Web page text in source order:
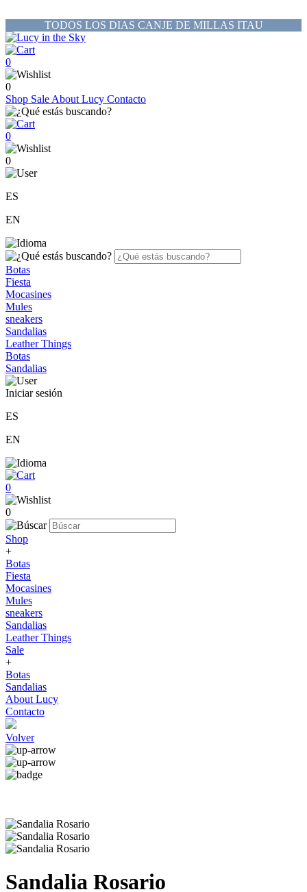
TODOS LOS DIAS CANJE DE MILLAS ITAU
0
0
Shop Sale About Lucy Contacto
0
0
ES
EN
Botas
Fiesta
Mocasines
Mules
sneakers
Sandalias
Leather Things
Botas
Sandalias
Iniciar sesión
ES
EN
0
0
Shop
+
Botas
Fiesta
Mocasines
Mules
sneakers
Sandalias
Leather Things
Sale
+
Botas
Sandalias
About Lucy
Contacto
Volver
Sandalia Rosario